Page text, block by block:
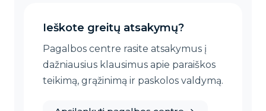
Ieškote greitų atsakymų?
Pagalbos centre rasite atsakymus į
dažniausius klausimus apie paraiškos
teikimą, grąžinimą ir paskolos valdymą.